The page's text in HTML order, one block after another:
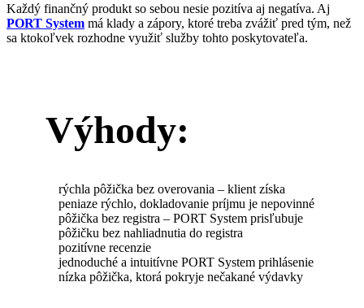
Každý finančný produkt so sebou nesie pozitíva aj negatíva. Aj
PORT System má klady a zápory, ktoré treba zvážiť pred tým, než
sa ktokoľvek rozhodne využiť služby tohto poskytovateľa.
Výhody:
rýchla pôžička bez overovania – klient získa
peniaze rýchlo, dokladovanie príjmu je nepovinné
pôžička bez registra – PORT System prisľubuje
pôžičku bez nahliadnutia do registra
pozitívne recenzie
jednoduché a intuitívne PORT System prihlásenie
nízka pôžička, ktorá pokryje nečakané výdavky